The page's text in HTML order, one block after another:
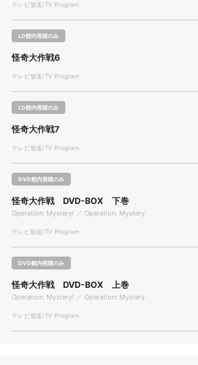
テレビ放送/TV Program
LD館内視聴のみ
怪奇大作戦6
テレビ放送/TV Program
LD館内視聴のみ
怪奇大作戦7
テレビ放送/TV Program
DVD館内視聴のみ
怪奇大作戦 DVD-BOX 下巻
Operation: Mystery! ／ Operation: Mystery
テレビ放送/TV Program
DVD館内視聴のみ
怪奇大作戦 DVD-BOX 上巻
Operation: Mystery! ／ Operation: Mystery
テレビ放送/TV Program